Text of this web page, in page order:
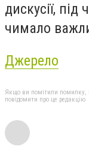
дискусії,
чимало
Джерело
Якщо ви помітили помилку,
повідомити про це редакцію